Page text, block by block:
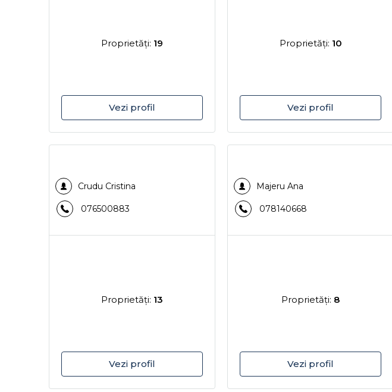
Proprietăţi: 19
Vezi profil
Proprietăţi: 10
Vezi profil
Crudu Cristina
076500883
Proprietăţi: 13
Vezi profil
Majeru Ana
078140668
Proprietăţi: 8
Vezi profil